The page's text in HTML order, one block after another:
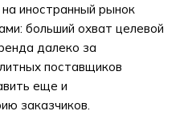
иностранный рынок
больший охват целевой
далеко за
поставщиков
еще и
заказчиков.